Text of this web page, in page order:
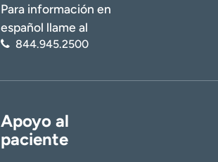
Para información en
español llame al
844.945.2500
Apoyo al
paciente